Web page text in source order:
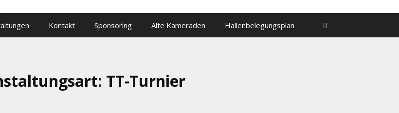
Kontakt Sponsoring Alte Kameraden Hallenbelegungsplan
TT-Turnier